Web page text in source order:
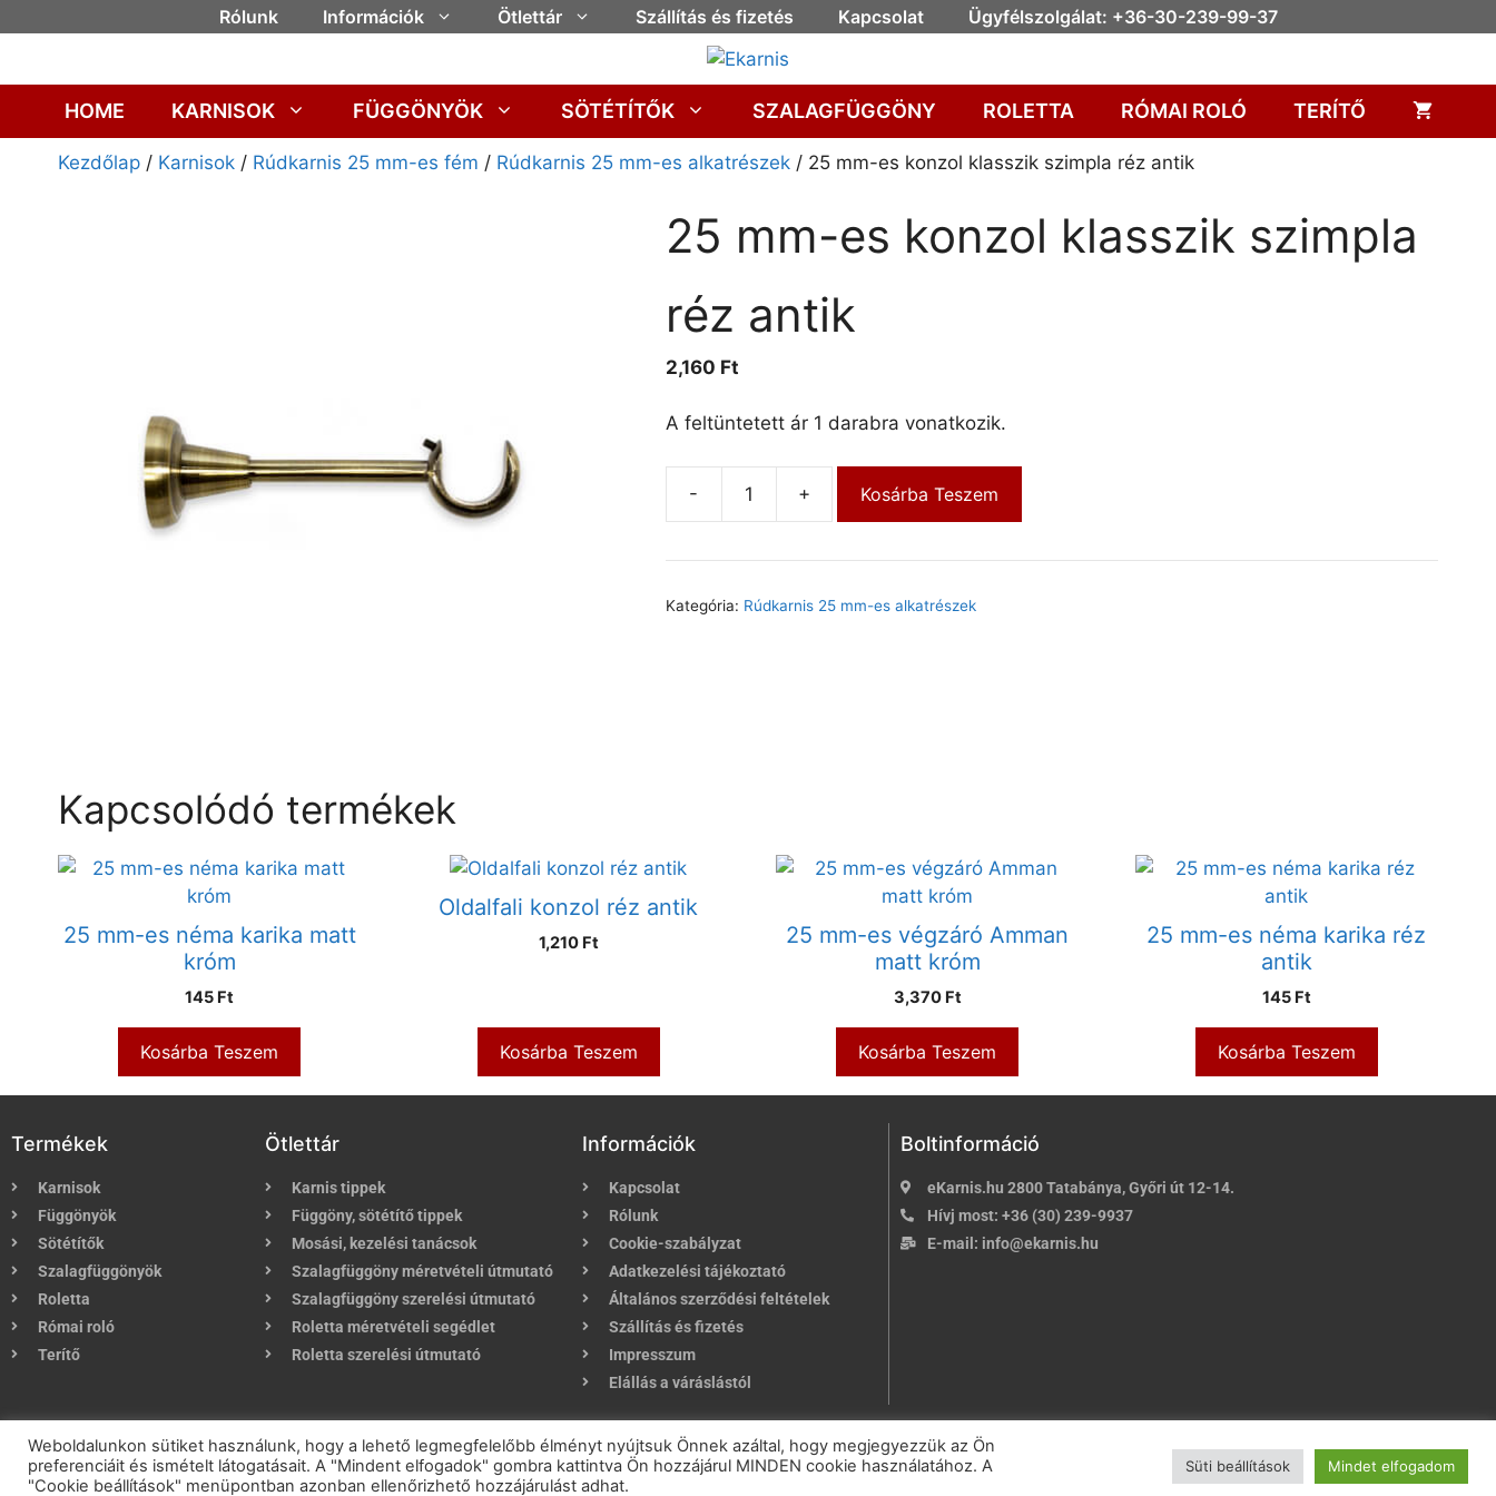
Rólunk Információk Ötlettár Szállítás és fizetés Kapcsolat Ügyfélszolgálat: +36-30-239-99-37
HOME KARNISOK FÜGGÖNYÖK SÖTÉTÍTŐK SZALAGFÜGGÖNY ROLETTA RÓMAI ROLÓ TERÍTŐ
Kezdőlap / Karnisok / Rúdkarnis 25 mm-es fém / Rúdkarnis 25 mm-es alkatrészek / 25 mm-es konzol klasszik szimpla réz antik
25 mm-es konzol klasszik szimpla
réz antik
2,160 Ft
A feltüntetett ár 1 darabra vonatkozik.
- + Kosárba Teszem
Kategória: Rúdkarnis 25 mm-es alkatrészek
Kapcsolódó termékek
25 mm-es néma karika matt
króm
145 Ft
Kosárba Teszem
Oldalfali konzol réz antik
1,210 Ft
Kosárba Teszem
25 mm-es végzáró Amman
matt króm
3,370 Ft
Kosárba Teszem
25 mm-es néma karika réz
antik
145 Ft
Kosárba Teszem
Termékek
Karnisok
Függönyök
Sötétítők
Szalagfüggönyök
Roletta
Római roló
Terítő
Ötlettár
Karnis tippek
Függöny, sötétítő tippek
Mosási, kezelési tanácsok
Szalagfüggöny méretvételi útmutató
Szalagfüggöny szerelési útmutató
Roletta méretvételi segédlet
Roletta szerelési útmutató
Információk
Kapcsolat
Rólunk
Cookie-szabályzat
Adatkezelési tájékoztató
Általános szerződési feltételek
Szállítás és fizetés
Impresszum
Elállás a váráslástól
Boltinformáció
eKarnis.hu 2800 Tatabánya, Győri út 12-14.
Hívj most: +36 (30) 239-9937
E-mail: info@ekarnis.hu
2021 © eKarnis.hu| Karnis és Függöny Webáruház | Minden jog fenntartva!
Powered byOnline Üzletépítés
Weboldalunkon sütiket használunk, hogy a lehető legmegfelelőbb élményt nyújtsuk Önnek azáltal, hogy megjegyezzük az Ön
preferenciáit és ismételt látogatásait. A "Mindent elfogadok" gombra kattintva Ön hozzájárul MINDEN cookie használatához. A
"Cookie beállítások" menüpontban azonban ellenőrizhető hozzájárulást adhat.
Süti beállítások Mindet elfogadom